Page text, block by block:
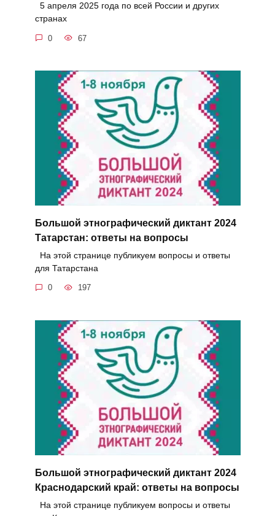
5 апреля 2025 года по всей России и других
странах
0 67
Большой этнографический диктант 2024
Татарстан: ответы на вопросы
На этой странице публикуем вопросы и ответы
для Татарстана
0 197
Большой этнографический диктант 2024
Краснодарский край: ответы на вопросы
На этой странице публикуем вопросы и ответы